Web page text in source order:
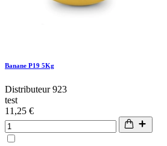
Banane P19 5Kg
Distributeur 923
test
11,25 €